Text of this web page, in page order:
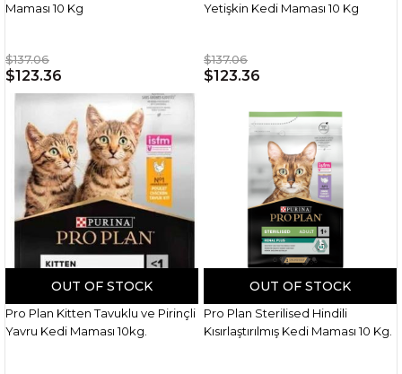
Maması 10 Kg
$137.06
$123.36
Yetişkin Kedi Maması 10 Kg
$137.06
$123.36
OUT OF STOCK
Pro Plan Kitten Tavuklu ve Pirinçli
Yavru Kedi Maması 10kg.
OUT OF STOCK
Pro Plan Sterilised Hindili
Kısırlaştırılmış Kedi Maması 10 Kg.